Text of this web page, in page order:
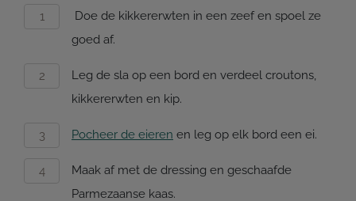
Doe de kikkererwten in een zeef en spoel ze
goed af.
Leg de sla op een bord en verdeel croutons,
kikkererwten en kip.
Pocheer de eieren en leg op elk bord een ei.
Maak af met de dressing en geschaafde
Parmezaanse kaas.